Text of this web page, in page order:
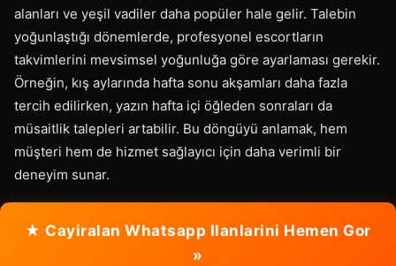
alanları ve yeşil vadiler daha popüler hale gelir. Talebin
yoğunlaştığı dönemlerde, profesyonel escortların
takvimlerini mevsimsel yoğunluğa göre ayarlaması gerekir.
Örneğin, kış aylarında hafta sonu akşamları daha fazla
tercih edilirken, yazın hafta içi öğleden sonraları da
müsaitlik talepleri artabilir. Bu döngüyü anlamak, hem
müşteri hem de hizmet sağlayıcı için daha verimli bir
deneyim sunar.
★ Cayiralan Whatsapp Ilanlarini Hemen Gor
»